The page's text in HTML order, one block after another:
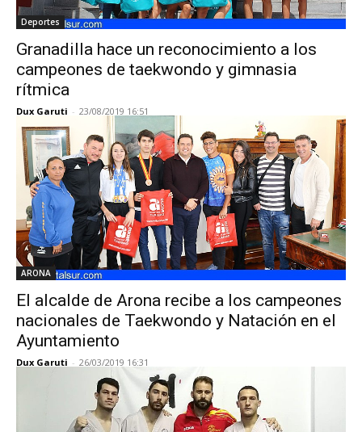
Deportes
Granadilla hace un reconocimiento a los
campeones de taekwondo y gimnasia
rítmica
Dux Garuti - 23/08/2019 16:51
ARONA
El alcalde de Arona recibe a los campeones
nacionales de Taekwondo y Natación en el
Ayuntamiento
Dux Garuti - 26/03/2019 16:31